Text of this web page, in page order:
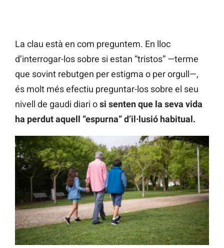
La clau està en com preguntem. En lloc
d’interrogar-los sobre si estan “tristos” —terme
que sovint rebutgen per estigma o per orgull—,
és molt més efectiu preguntar-los sobre el seu
nivell de gaudi diari osi senten que la seva vida
ha perdut aquell “espurna” d’il·lusió habitual.